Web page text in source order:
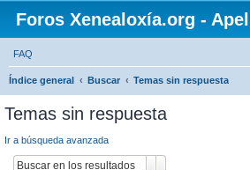
Foros Xenealoxía.org -
FAQ
Índice general Buscar Temas sin respuesta
Temas sin respuesta
Ir a búsqueda avanzada